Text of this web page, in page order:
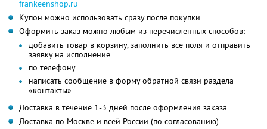
frankeenshop.ru
Купон можно использовать сразу после покупки
Оформить заказ можно любым из перечисленных способов:
добавить товар в корзину, заполнить все поля и отправить
заявку на исполнение
по телефону
написать сообщение в форму обратной связи раздела
«контакты»
Доставка в течение 1-3 дней после оформления заказа
Доставка по Москве и всей России (по согласованию)